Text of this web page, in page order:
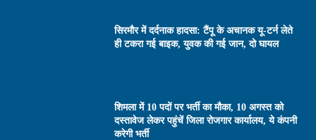
सिरमौर में दर्दनाक हादसा: टैंपू के अचानक यू-टर्न लेते
ही टकरा गई बाइक, युवक की गई जान, दो घायल
शिमला में 10 पदों पर भर्ती का मौका, 10 अगस्त को
दस्तावेज लेकर पहुंचें जिला रोजगार कार्यालय, ये कंपनी
करेगी भर्ती